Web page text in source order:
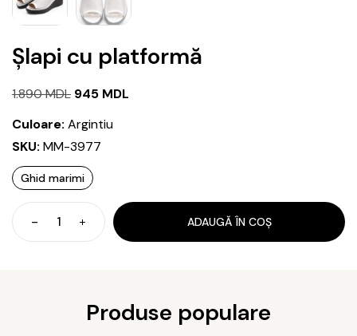
Șlapi cu platformă
1.890MDL Prețul
1.890 MDL.
945 MDL
Culoare: Argintiu
SKU: MM-3977
Ghid marimi
Cantitate
Șlapi
ADAUGĂ ÎN COȘ
Produse populare